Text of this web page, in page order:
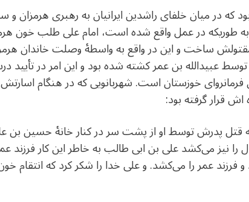
در میان خلفای راشدین ایرانیان به رهبری هرمزان و
به طوریکه در عمل واقع شده است، امام علی طلب خون
ساخت و این در واقع به واسطۀ وصلت خاندان
عبیدالله بن عمر کشته شده بود و این امر در تأیید
خوزستان است. شهربانویی که در هنگام اسارتش
اش قرار گرفته بود:
بن عمر به قتل پدرش توسط او از پشت سر در کنار خانۀ حسین
نیز می‌کشد علی بن ابی طالب به خاطر این کار فرزند
و فرزند عمر را می‌کشد. و علی خدا را شکر کرد که انتقام